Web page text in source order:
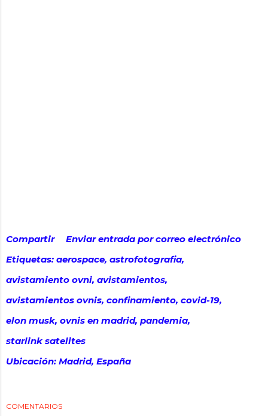
Compartir
Enviar entrada por correo electrónico
Etiquetas: aerospace astrofotografia
avistamiento ovni avistamientos
avistamientos ovnis confinamiento covid-19
elon musk ovnis en madrid pandemia
starlink satelites
Ubicación: Madrid, España
COMENTARIOS